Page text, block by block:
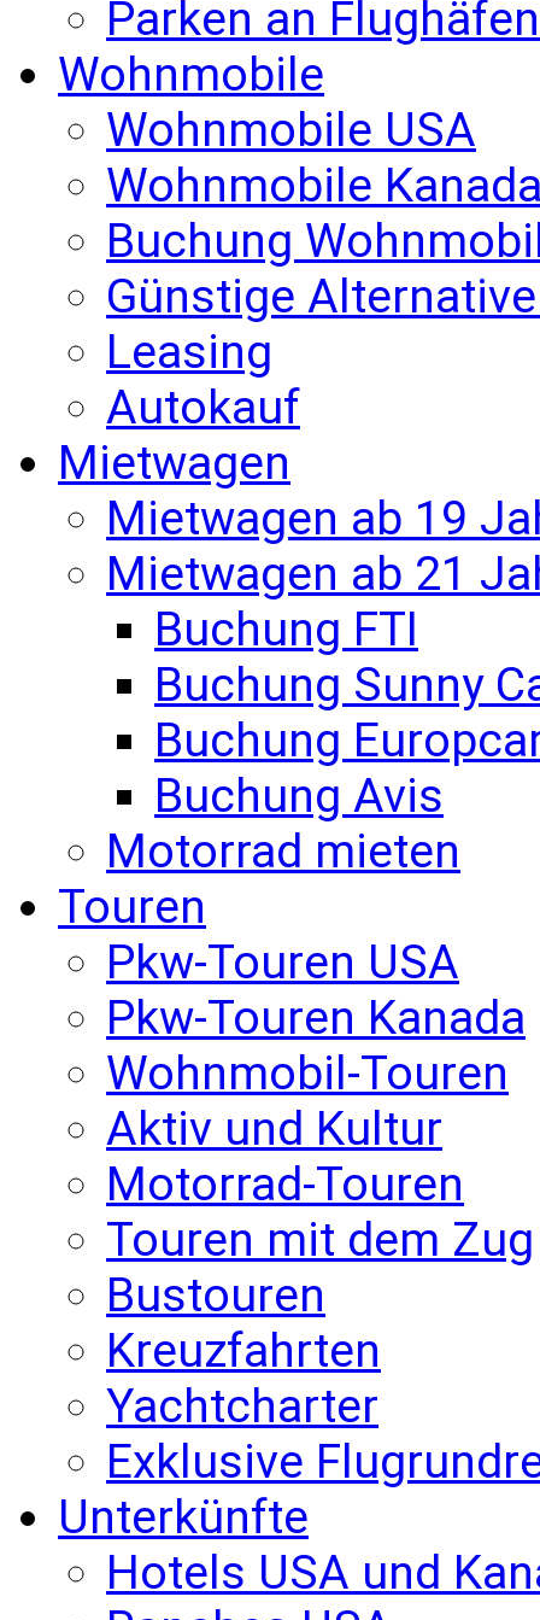
Parken an Flughäfen
Wohnmobile
Wohnmobile USA
Wohnmobile
Buchung
Günstige
Leasing
Autokauf
Mietwagen
Mietwagen ab 19
Mietwagen ab 21
Buchung FTI
Buchung Sunny
Buchung
Buchung Avis
Motorrad mieten
Touren
Pkw-Touren USA
Pkw-Touren Kanada
Wohnmobil-Touren
Aktiv und Kultur
Motorrad-Touren
Touren mit dem Zug
Bustouren
Kreuzfahrten
Yachtcharter
Exklusive
Unterkünfte
Hotels USA und